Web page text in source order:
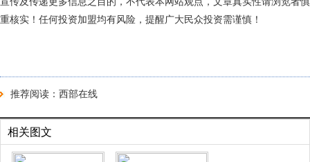
重核实！任何投资加盟均有风险，提醒广大民众投资需谨慎！
推荐阅读： 西部在线
相关图文